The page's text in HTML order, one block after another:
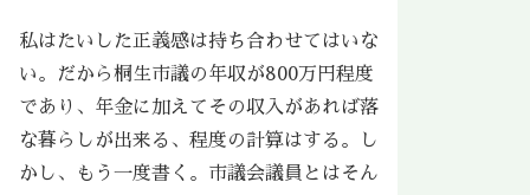
私はたいした正義感は持ち合わせてはいな
い。だから桐生市議の年収が800万円程度
であり、年金に加えてその収入があれば落
な暮らしが出来る、程度の計算はする。し
かし、もう一度書く。市議会議員とはそん